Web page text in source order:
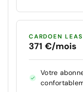
CARDOEN
371 €/mois
Votre